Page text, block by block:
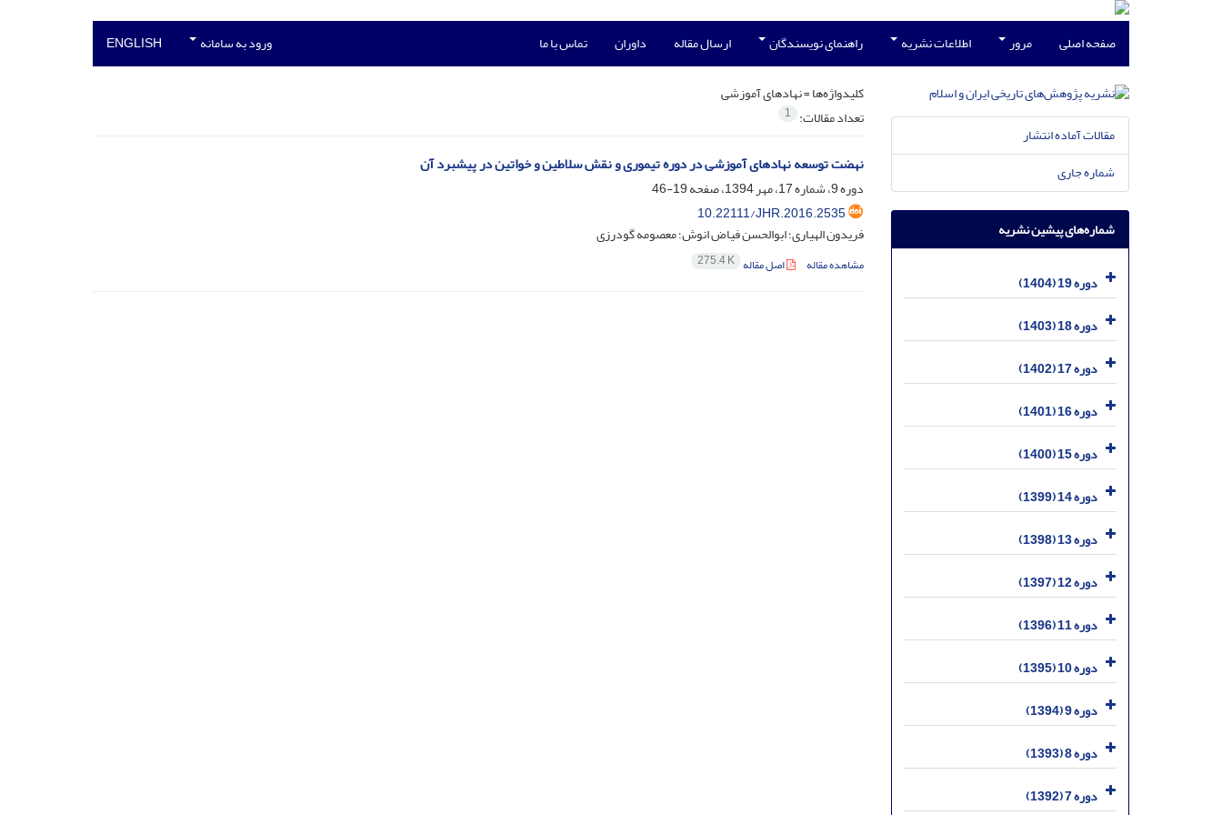
صفحه اصلی مرور اطلاعات نشریه راهنمای نویسندگان ارسال مقاله داوران تماس با ما ورود به سامانه ENGLISH
کلیدواژه‌ها =نهادهای آموزشی
تعداد مقالات: 1
نهضت توسعه نهادهای آموزشی در دوره تیموری و نقش سلاطین و خواتین در پیشبرد آن
دوره 9، شماره 17، مهر 1394، صفحه
19-46
10.22111/JHR.2016.2535
فریدون الهیاری؛ ابوالحسن فیاض انوش؛ معصومه گودرزی
مشاهده مقاله اصل مقاله 275.4 K
مقالات آماده انتشار
شماره جاری
شماره‌های پیشین نشریه
دوره 19 (1404)
دوره 18 (1403)
دوره 17 (1402)
دوره 16 (1401)
دوره 15 (1400)
دوره 14 (1399)
دوره 13 (1398)
دوره 12 (1397)
دوره 11 (1396)
دوره 10 (1395)
دوره 9 (1394)
دوره 8 (1393)
دوره 7 (1392)